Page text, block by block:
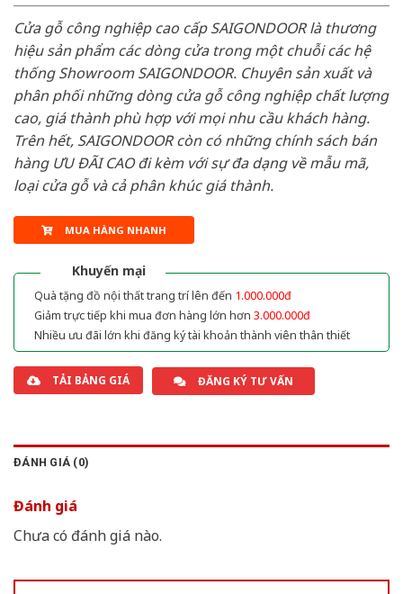
Cửa gỗ công nghiệp cao cấp SAIGONDOOR là thương
hiệu sản phẩm các dòng cửa trong một chuỗi các hệ
thống Showroom SAIGONDOOR. Chuyên sản xuất và
phân phối những dòng cửa gỗ công nghiệp chất lượng
cao, giá thành phù hợp với mọi nhu cầu khách hàng.
Trên hết, SAIGONDOOR còn có những chính sách bán
hàng ƯU ĐÃI CAO đi kèm với sự đa dạng về mẫu mã,
loại cửa gỗ và cả phân khúc giá thành.
MUA HÀNG NHANH
Khuyến mại
Quà tặng đồ nội thất trang trí lên đến 1.000.000đ
Giảm trực tiếp khi mua đơn hàng lớn hơn 3.000.000đ
Nhiều ưu đãi lớn khi đăng ký tài khoản thành viên thân thiết
TẢI BẢNG GIÁ ĐĂNG KÝ TƯ VẤN
ĐÁNH GIÁ (0)
Đánh giá
Chưa có đánh giá nào.